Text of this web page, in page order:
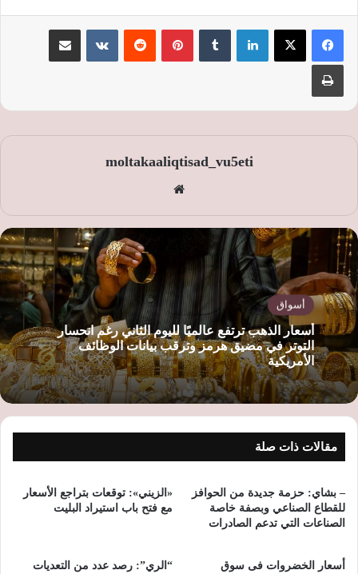
لينكدإن بينتيريست
moltakaaliqtisad_vu5eti
الوي
أسواق
أسعار الذهب ترتفع عالميًا لليوم الثاني رغم انحسار
التوتر في مضيق هرمز وترقب بيانات الوظائف
الأمريكية
مقالات ذات صلة
– بشاي: حزمة جديدة من الحوافز
للقطاع الصناعي وبصفة خاصة
الصناعات التي تدعم الصادرات
«الزيني»: توقعات بتراجع الأسعار
مع فتح باب استيراد البليت
أسعار الخضروات فى سوق “الري”: رصد عدد من التعديات